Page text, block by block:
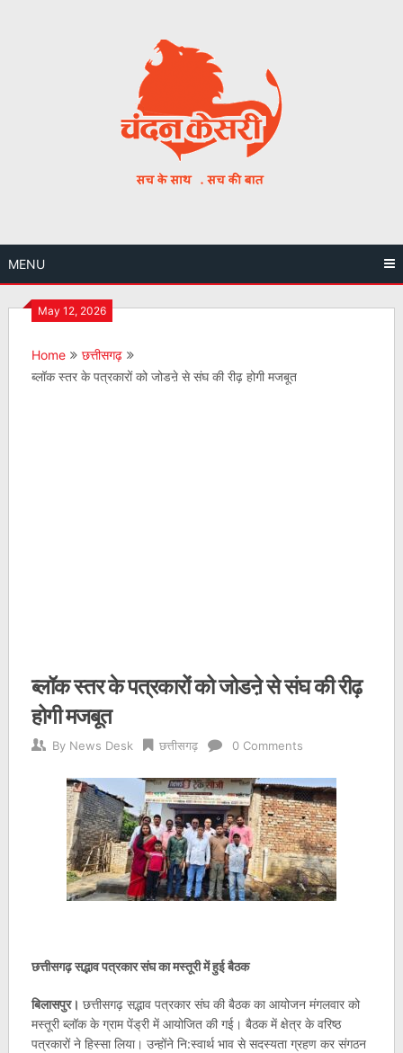
MENU
May 12, 2026
Home
छत्तीसगढ़
ब्लॉक स्तर के पत्रकारों को जोडऩे से संघ की रीढ़ होगी मजबूत
ब्लॉक स्तर के पत्रकारों को जोडऩे से संघ की रीढ़
होगी मजबूत
By News Desk छत्तीसगढ़ 0 Comments
छत्तीसगढ़ सद्भाव पत्रकार संघ का मस्तूरी में हुई बैठक
बिलासपुर। छत्तीसगढ़ सद्भाव पत्रकार संघ की बैठक का आयोजन मंगलवार को
मस्तूरी ब्लॉक के ग्राम पेंड्री में आयोजित की गई। बैठक में क्षेत्र के वरिष्ठ
पत्रकारों ने हिस्सा लिया। उन्होंने नि:स्वार्थ भाव से सदस्यता ग्रहण कर संगठन